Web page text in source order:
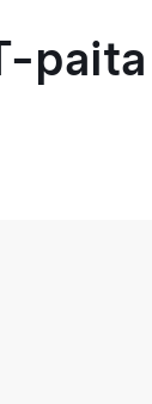
paita